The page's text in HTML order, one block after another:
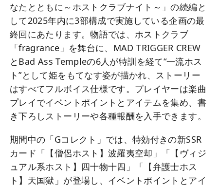
なたとともに～ホストクラブナイト～」の続編と
して2025年内に3部構成で実施している企画の最
終回にあたります。物語では、ホストクラブ
「fragrance」を舞台に、MAD TRIGGER CREW
とBad Ass Templeの6人が特訓を経て“一流ホス
ト”として姫をもてなす姿が描かれ、ストーリー
はすべてフルボイス仕様です。プレイヤーは楽曲
プレイでイベントポイントとアイテムを集め、書
き下ろしストーリーや各種報酬を入手できます。
期間中の「Gコレクト」では、特効付きの新SSR
カード「【僧侶ホスト】波羅夷空却」「【ヴィジ
ュアル系ホスト】四十物十四」「【弁護士ホス
ト】天国獄」が登場し、イベントポイントとアイ